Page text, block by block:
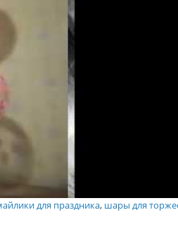
для праздника, шары для